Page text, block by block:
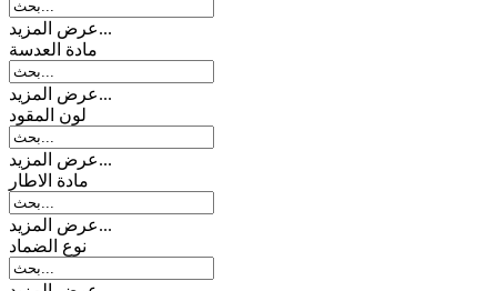
عرض المزيد...
مادة العدسة
عرض المزيد...
لون المقود
عرض المزيد...
مادة الاطار
عرض المزيد...
نوع الضماد